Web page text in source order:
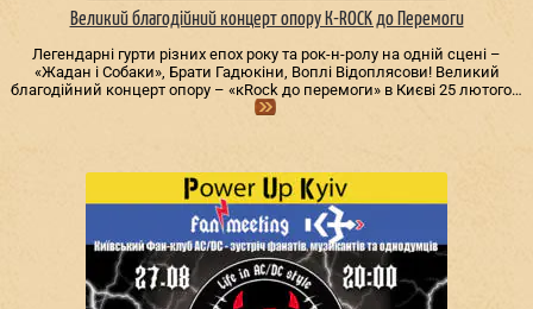
Великий благодійний концерт опору К-ROCK до Перемоги
Легендарні гурти різних епох року та рок-н-ролу на одній сцені –
«Жадан і Собаки», Брати Гадюкіни, Воплі Відоплясови! Великий
благодійний концерт опору – «кRock до перемоги» в Києві 25 лютого…